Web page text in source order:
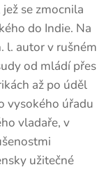
se zmocnila
do Indie. Na
l. autor v rušném
od mládí přes
až po úděl
vysokého úřadu
vladaře, v
užitečné